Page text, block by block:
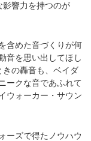
影響力を持つのが
含めた音づくりが何
音を思い出してほし
の轟音も、ベイダ
ークな音であふれて
ウォーカー・サウン
ーズで得たノウハウ